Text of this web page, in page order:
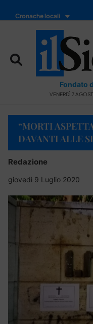
Cronache locali
Fondato
VENERDÌ 7
“MORTI
DAVANTI ALLE
Redazione
giovedì 9 Luglio 2020